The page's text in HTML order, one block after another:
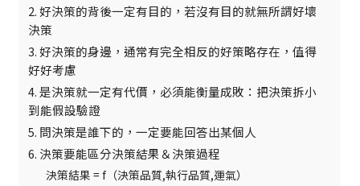
2. 好決策的背後一定有目的，若沒有目的就無所謂好壞
決策
3. 好決策的身邊，通常有完全相反的好策略存在，值得
好好考慮
4. 是決策就一定有代價，必須能衡量成敗：把決策拆小
到能假設驗證
5. 問決策是誰下的，一定要能回答出某個人
6. 決策要能區分決策結果＆決策過程
決策結果 = f（決策品質,執行品質,運氣）